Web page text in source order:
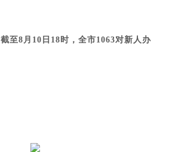
截至8月10日18时，全市1063对新人办